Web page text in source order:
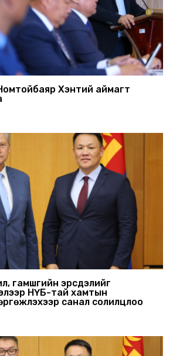
Хэнтий аймагт
гамшгийн эрсдэлийг
НҮБ-тай хамтын
санал солилцлоо